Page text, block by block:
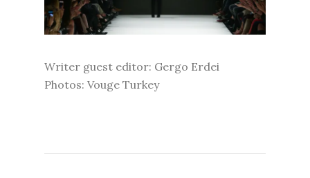
Writer guest editor: Gergo Erdei
Photos: Vouge Turkey